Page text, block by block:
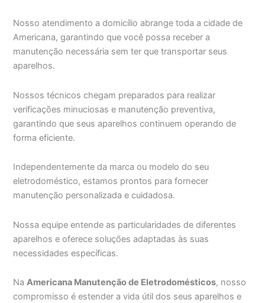
Nosso atendimento a domicílio abrange toda a cidade de
Americana, garantindo que você possa receber a
manutenção necessária sem ter que transportar seus
aparelhos.
Nossos técnicos chegam preparados para realizar
verificações minuciosas e manutenção preventiva,
garantindo que seus aparelhos continuem operando de
forma eficiente.
Independentemente da marca ou modelo do seu
eletrodoméstico, estamos prontos para fornecer
manutenção personalizada e cuidadosa.
Nossa equipe entende as particularidades de diferentes
aparelhos e oferece soluções adaptadas às suas
necessidades específicas.
NaAmericana Manutenção de Eletrodomésticos, nosso
compromisso é estender a vida útil dos seus aparelhos e